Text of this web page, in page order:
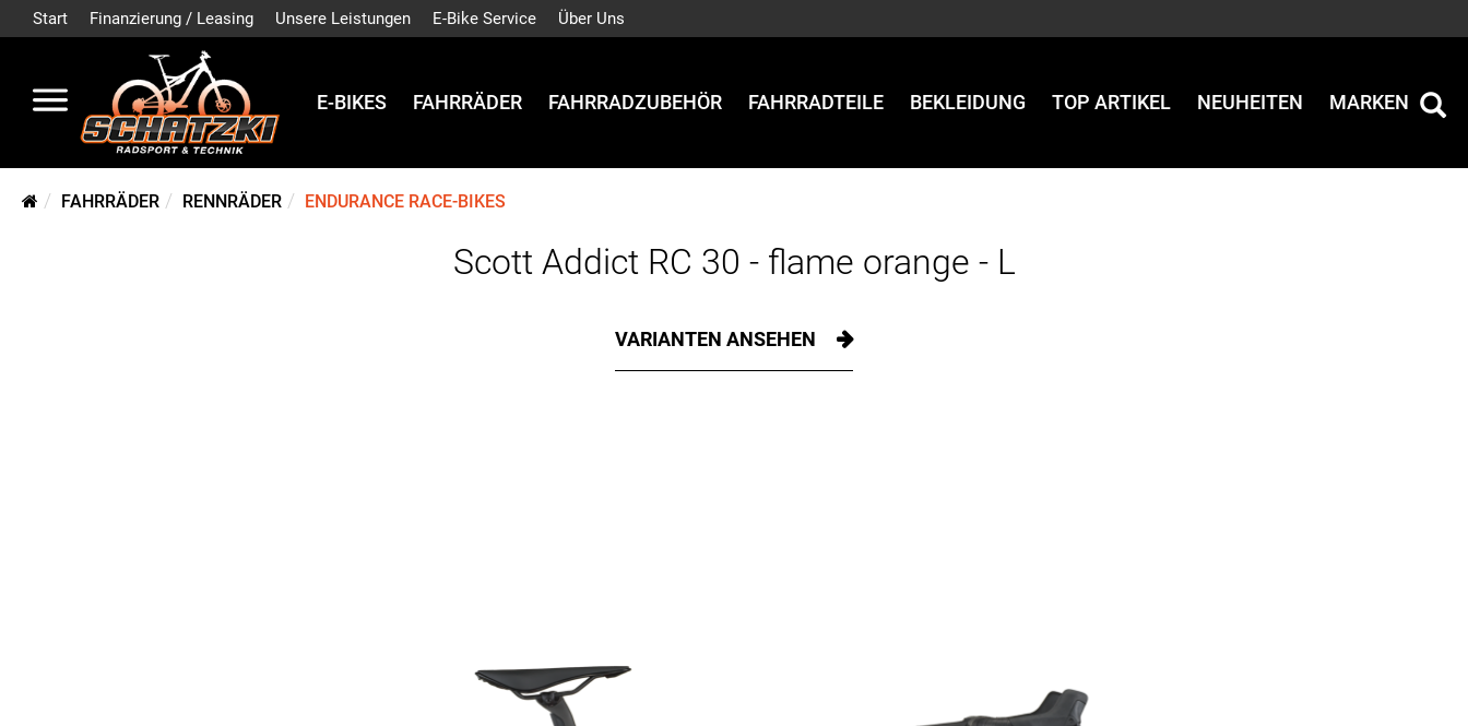
Start Finanzierung / Leasing Unsere Leistungen E-Bike Service Über Uns
E-BIKES FAHRRÄDER FAHRRADZUBEHÖR FAHRRADTEILE BEKLEIDUNG TOP ARTIKEL NEUHEITEN MARKEN
FAHRRÄDER RENNRÄDER ENDURANCE RACE-BIKES
Scott Addict RC 30 - flame orange - L
VARIANTEN ANSEHEN